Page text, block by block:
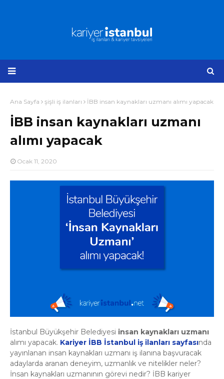
Ana Sayfa şişli iş ilanları İBB insan kaynakları uzmanı alımı yapacak
İBB insan kaynakları uzmanı
alımı yapacak
Ocak 11, 2020
İstanbul Büyükşehir Belediyesi insan kaynakları uzmanı
alımı yapacak. Kariyer İBB İstanbul iş ilanları sayfasında
yayınlanan insan kaynakları uzmanı iş ilanına başvuracak
adaylarda aranan deneyim, uzmanlık ve nitelikler neler?
İnsan kaynakları uzmanının görevi nedir? İBB kariyer